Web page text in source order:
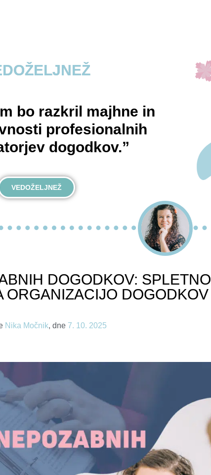
bo razkril majhne in
profesionalnih
dogodkov.”
VEDOŽELJNEŽ
DOGODKOV: SPLETNO
ORGANIZACIJO DOGODKOV
Nika Močnik, dne 7. 10. 2025